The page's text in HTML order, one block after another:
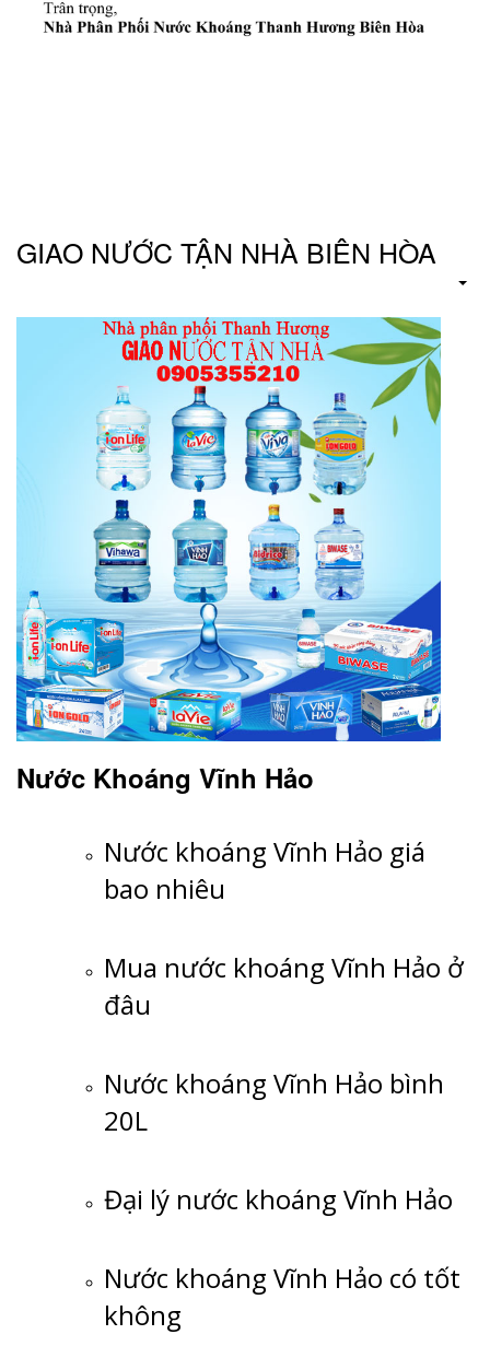
GIAO NƯỚC TẬN NHÀ BIÊN HÒA
Nước Khoáng Vĩnh Hảo
Nước khoáng Vĩnh Hảo giá
bao nhiêu
Mua nước khoáng Vĩnh Hảo ở
đâu
Nước khoáng Vĩnh Hảo bình
20L
Đại lý nước khoáng Vĩnh Hảo
Nước khoáng Vĩnh Hảo có tốt
không